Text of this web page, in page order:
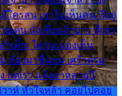
ใครสน เขาไม่เห็นคน ที่อยู่
เด่น นั่งเคียงเจ้าบ่าว ที่เขา
ำเค็ญ ใครจะมองเห็น
ต้องมาขื่นขม เศร้าตรม
แต่เรา แล้งมาหลายปี
าห์ หัวใจหล้า คอยไปคอย